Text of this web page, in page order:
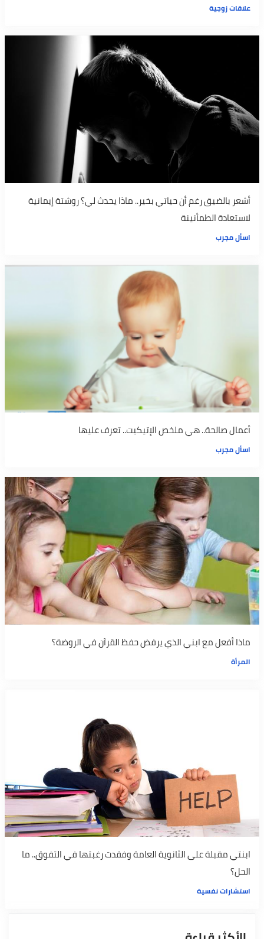
علاقات زوجية
أشعر بالضيق رغم أن حياتي بخير.. ماذا يحدث لي؟ روشتة إيمانية
لاستعادة الطمأنينة
اسأل مجرب
أعمال صالحة.. هي ملخص الإتيكيت.. تعرف عليها
اسأل مجرب
ماذا أفعل مع ابني الذي يرفض حفظ القرآن في الروضة؟
المرأة
ابنتي مقبلة على الثانوية العامة وفقدت رغبتها في التفوق.. ما
الحل؟
استشارات نفسية